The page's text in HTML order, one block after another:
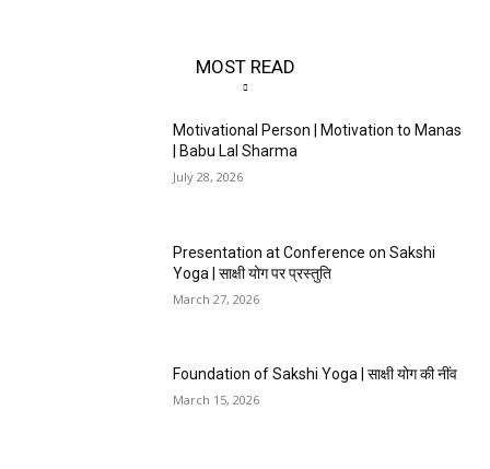
MOST READ
Motivational Person | Motivation to Manas
| Babu Lal Sharma
July 28, 2026
Presentation at Conference on Sakshi
Yoga | साक्षी योग पर प्रस्तुति
March 27, 2026
Foundation of Sakshi Yoga | साक्षी योग की नींव
March 15, 2026